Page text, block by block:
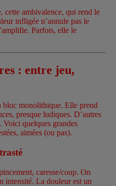
cette ambivalence, qui rend le
infligée n’annule pas le
Parfois, elle le
: entre jeu,
bloc monolithique. Elle prend
presque ludiques. D’autres
Voici quelques grandes
aimées (ou pas).
caresse/coup. On
intensité. La douleur est un